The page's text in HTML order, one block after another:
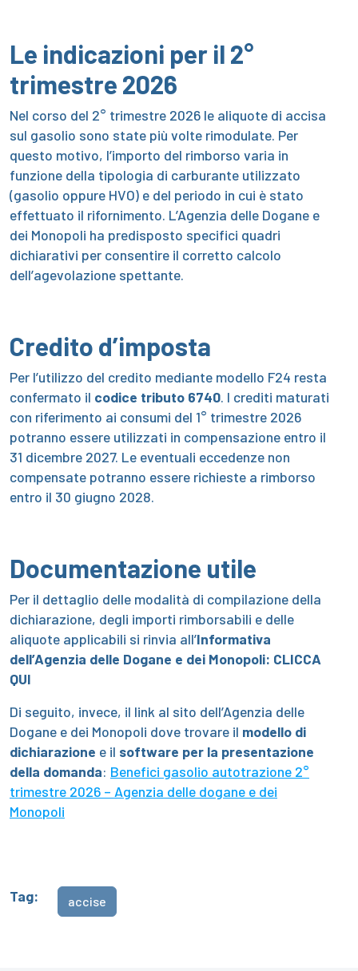
Le indicazioni per il 2°
trimestre 2026
Nel corso del 2° trimestre 2026 le aliquote di accisa
sul gasolio sono state più volte rimodulate. Per
questo motivo, l’importo del rimborso varia in
funzione della tipologia di carburante utilizzato
(gasolio oppure HVO) e del periodo in cui è stato
effettuato il rifornimento. L’Agenzia delle Dogane e
dei Monopoli ha predisposto specifici quadri
dichiarativi per consentire il corretto calcolo
dell’agevolazione spettante.
Credito d’imposta
Per l’utilizzo del credito mediante modello F24 resta
confermato il codice tributo 6740. I crediti maturati
con riferimento ai consumi del 1° trimestre 2026
potranno essere utilizzati in compensazione entro il
31 dicembre 2027. Le eventuali eccedenze non
compensate potranno essere richieste a rimborso
entro il 30 giugno 2028.
Documentazione utile
Per il dettaglio delle modalità di compilazione della
dichiarazione, degli importi rimborsabili e delle
aliquote applicabili si rinvia all’Informativa
dell’Agenzia delle Dogane e dei Monopoli: CLICCA
QUI
Di seguito, invece, il link al sito dell’Agenzia delle
Dogane e dei Monopoli dove trovare il modello di
dichiarazione e il software per la presentazione
della domanda: Benefici gasolio autotrazione 2°
trimestre 2026 – Agenzia delle dogane e dei
Monopoli
Tag: accise